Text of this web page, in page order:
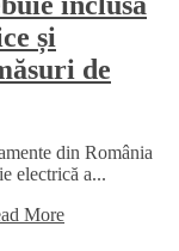
și
de
din România
electrică a...
More